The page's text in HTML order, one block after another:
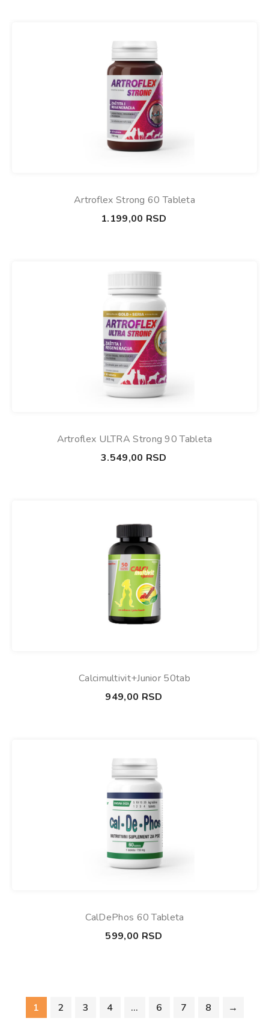
Artroflex Strong 60 Tableta
1.199,00 RSD
Artroflex ULTRA Strong 90 Tableta
3.549,00 RSD
Calcimultivit+junior 50tab
949,00 RSD
CalDePhos 60 Tableta
599,00 RSD
1 2 3 4 … 6 7 8 →